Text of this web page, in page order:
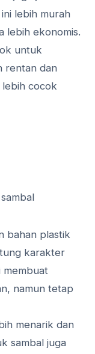
lebih murah
lebih ekonomis.
untuk
rentan dan
lebih cocok
bahan plastik
karakter
membuat
namun tetap
menarik dan
sambal juga